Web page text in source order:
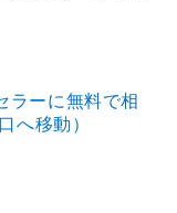
ラーに無料で相
へ移動）